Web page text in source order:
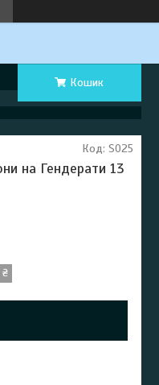
Кошик
на Гендерати 13
Код: S025
₴